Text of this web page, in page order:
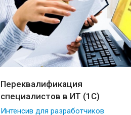
Переквалификация
специалистов в ИТ (1C)
Интенсив для разработчиков